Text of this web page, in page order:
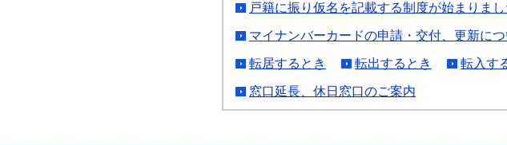
戸籍に振り仮名を記載する制度が始まりまし
マイナンバーカードの申請・交付、更新につ
転居するとき 転出するとき 転入す
窓口延長、休日窓口のご案内